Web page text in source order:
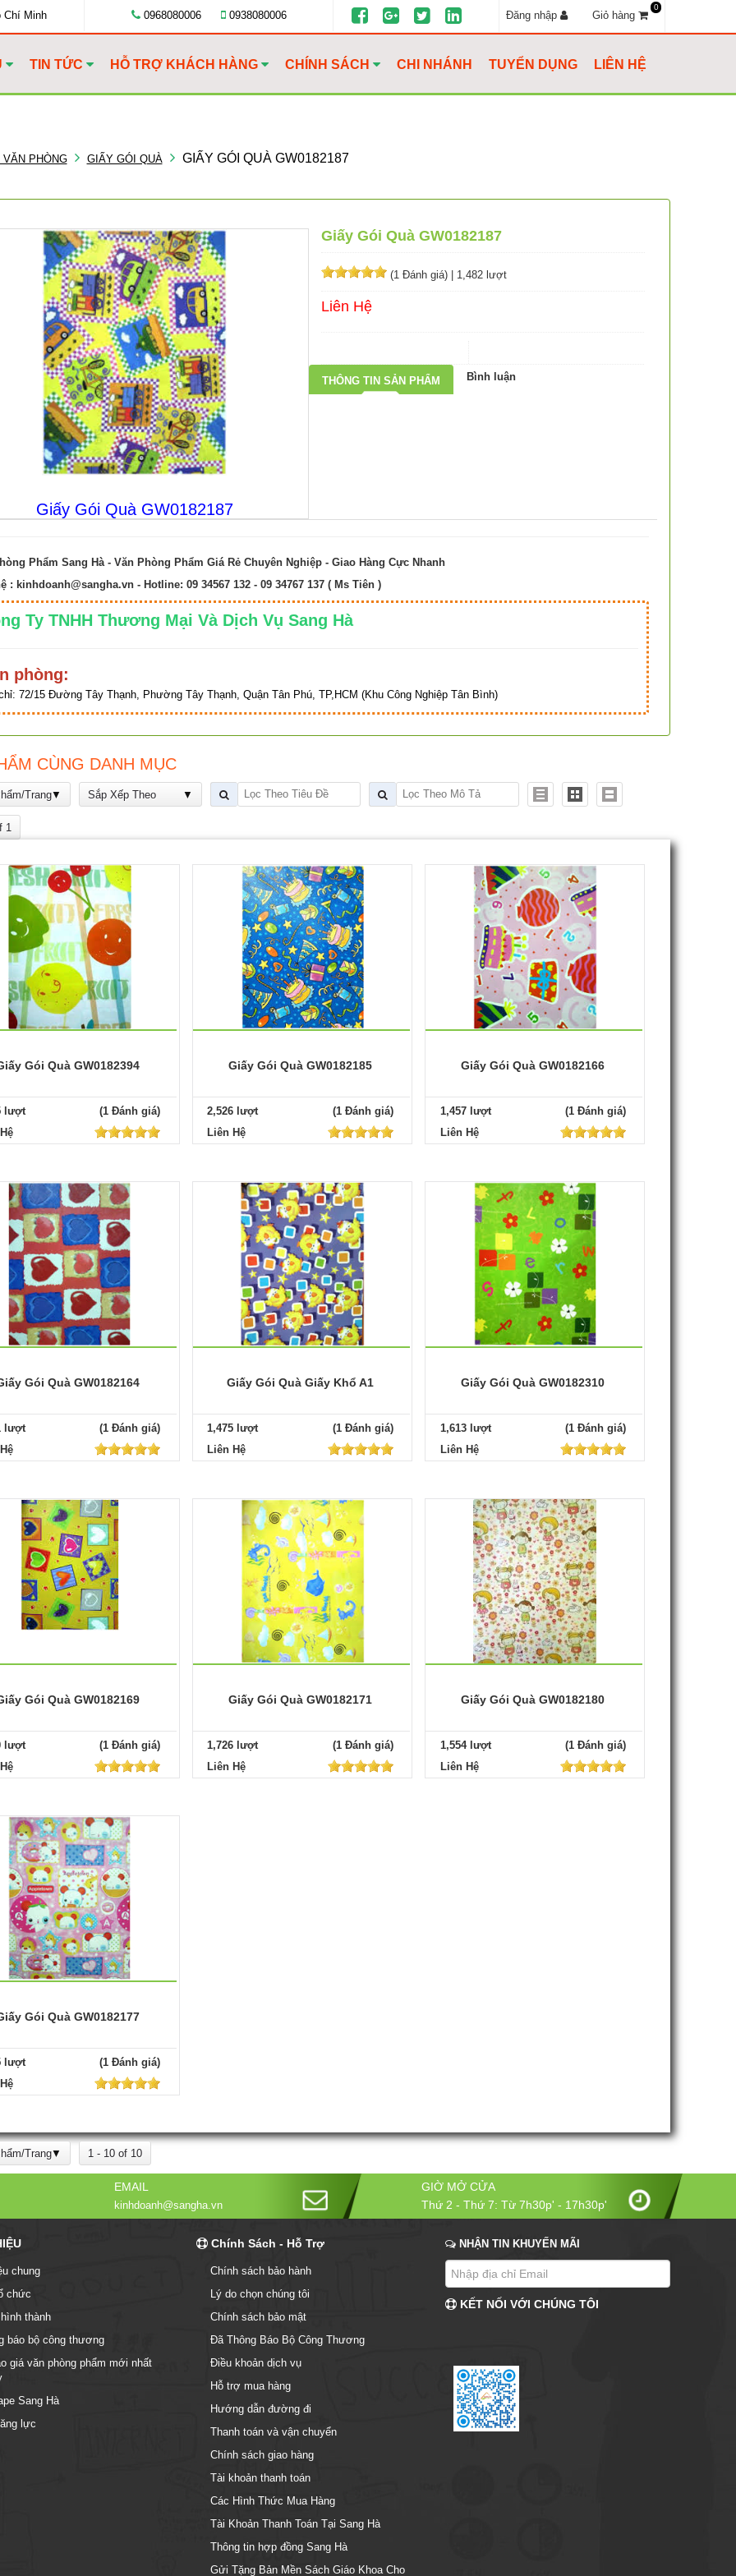
Chí Minh 0968080006 0938080006 Đăng nhập Giỏ hàng
0
TIN TỨC HỖ TRỢ KHÁCH HÀNG CHÍNH SÁCH CHI NHÁNH TUYỂN DỤNG LIÊN HỆ
VĂN PHÒNG GIẤY GÓI QUÀ GIẤY GÓI QUÀ GW0182187
Giấy Gói Quà GW0182187
Giấy Gói Quà GW0182187
(1 Đánh giá) | 1,482 lượt
Liên Hệ
THÔNG TIN SẢN PHẨM Bình luận
Phẩm Sang Hà - Văn Phòng Phẩm Giá Rẻ Chuyên Nghiệp - Giao Hàng Cực Nhanh
: kinhdoanh@sangha.vn- Hotline: 09 34567 132 - 09 34767 137 ( Ms Tiên )
Ty TNHH Thương Mại Và Dịch Vụ Sang Hà
phòng:
72/15 Đường Tây Thạnh, Phường Tây Thạnh, Quận Tân Phú, TP,HCM (Khu Công Nghiệp Tân Bình)
CÙNG DANH MỤC
Trang Sắp Xếp Theo
1
Gói Quà GW0182394
lượt
(1 Đánh giá)
Giấy Gói Quà GW0182185
2,526 lượt
(1 Đánh giá)
Liên Hệ
Giấy Gói Quà GW0182166
1,457 lượt
(1 Đánh giá)
Liên Hệ
Gói Quà GW0182164
lượt
(1 Đánh giá)
Giấy Gói Quà Giấy Khổ A1
1,475 lượt
(1 Đánh giá)
Liên Hệ
Giấy Gói Quà GW0182310
1,613 lượt
(1 Đánh giá)
Liên Hệ
Gói Quà GW0182169
lượt
(1 Đánh giá)
Giấy Gói Quà GW0182171
1,726 lượt
(1 Đánh giá)
Liên Hệ
Giấy Gói Quà GW0182180
1,554 lượt
(1 Đánh giá)
Liên Hệ
Gói Quà GW0182177
lượt
(1 Đánh giá)
Trang 1 - 10 of 10
EMAIL
kinhdoanh@sangha.vn
GIỜ MỞ CỬA
Thứ 2 - Thứ 7: Từ 7h30p' - 17h30p'
chung
chức
thành
báo bộ công thương
giá văn phòng phẩm mới nhất
Sang Hà
lực
Chính Sách - Hỗ Trợ
Chính sách bảo hành
Lý do chọn chúng tôi
Chính sách bảo mật
Đã Thông Báo Bộ Công Thương
Điều khoản dịch vụ
Hỗ trợ mua hàng
Hướng dẫn đường đi
Thanh toán và vận chuyển
Chính sách giao hàng
Tài khoản thanh toán
Các Hình Thức Mua Hàng
Tài Khoản Thanh Toán Tại Sang Hà
Thông tin hợp đồng Sang Hà
Gửi Tặng Bản Mền Sách Giáo Khoa Cho
NHẬN TIN KHUYẾN MÃI
KẾT NỐI VỚI CHÚNG TÔI